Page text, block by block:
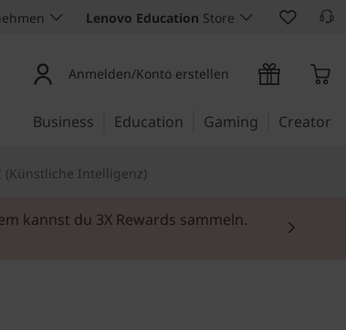
Lenovo Education Store
Anmelden/Konto erstellen
Business Education Gaming Creator
(Künstliche Intelligenz)
kannst du 3X Rewards sammeln.